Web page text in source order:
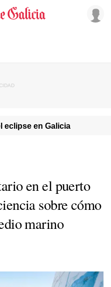
eclipse en Galicia
en el puerto
sobre cómo
marino